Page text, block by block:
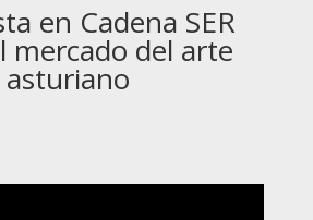
en Cadena SER
mercado del arte
asturiano